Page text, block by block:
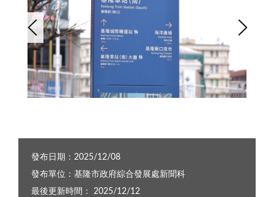
發布日期：2025/12/08
發布單位：基隆市政府綜合發展處新聞科
最後更新時間： 2025/12/12